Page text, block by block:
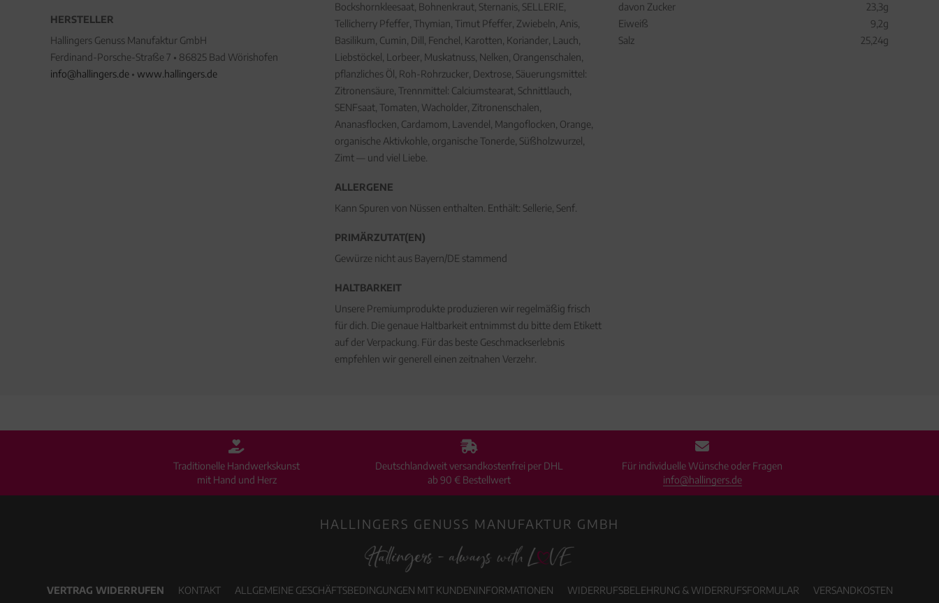
HERSTELLER
Hallingers Genuss Manufaktur GmbH
Ferdinand-Porsche-Straße 7 • 86825 Bad Wörishofen
info@hallingers.de • www.hallingers.de
Bockshornkleesaat, Bohnenkraut, Sternanis, SELLERIE,
Tellicherry Pfeffer, Thymian, Timut Pfeffer, Zwiebeln, Anis,
Basilikum, Cumin, Dill, Fenchel, Karotten, Koriander, Lauch,
Liebstöckel, Lorbeer, Muskatnuss, Nelken, Orangenschalen,
pflanzliches Öl, Roh-Rohrzucker, Dextrose, Säuerungsmittel:
Zitronensäure, Trennmittel: Calciumstearat, Schnittlauch,
SENFsaat, Tomaten, Wacholder, Zitronenschalen,
Ananasflocken, Cardamom, Lavendel, Mangoflocken, Orange,
organische Aktivkohle, organische Tonerde, Süßholzwurzel,
Zimt — und viel Liebe.
ALLERGENE
Kann Spuren von Nüssen enthalten. Enthält: Sellerie, Senf.
PRIMÄRZUTAT(EN)
Gewürze nicht aus Bayern/DE stammend
HALTBARKEIT
Unsere Premiumprodukte produzieren wir regelmäßig frisch
für dich. Die genaue Haltbarkeit entnimmst du bitte dem Etikett
auf der Verpackung. Für das beste Geschmackserlebnis
empfehlen wir generell einen zeitnahen Verzehr.
davon Zucker
23,3g
Eiweiß
9,2g
Salz
25,24g
Traditionelle Handwerkskunst
mit Hand und Herz
Deutschlandweit versandkostenfrei per DHL
ab 90 € Bestellwert
Für individuelle Wünsche oder Fragen
info@hallingers.de
HALLINGERS GENUSS MANUFAKTUR GMBH
VERTRAG WIDERRUFEN KONTAKT ALLGEMEINE GESCHÄFTSBEDINGUNGEN MIT KUNDENINFORMATIONEN WIDERRUFSBELEHRUNG & WIDERRUFSFORMULAR VERSANDKOSTEN